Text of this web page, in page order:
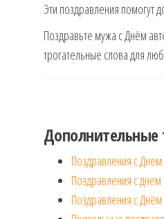
Эти поздравления помогут
Поздравьте мужа с Днём
трогательные слова для
Поздравления с
Поздравления с
Поздравления с